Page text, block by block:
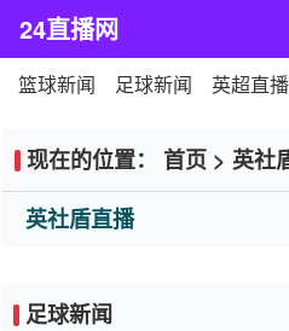
24直播网
篮球新闻 足球新闻 英超直播
现在的位置： 首页 > 英社
英社盾直播
足球新闻